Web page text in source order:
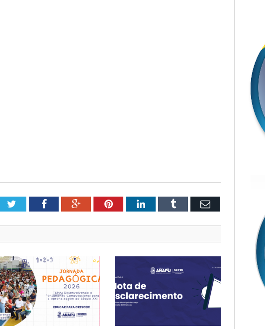
TwitterFacebookGoogle+PinterestLinkedInTumblr Email